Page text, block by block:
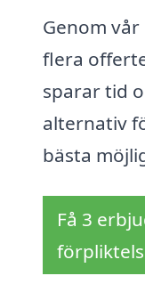
Genom
flera
sparar tid
alternativ
bästa
Få 3